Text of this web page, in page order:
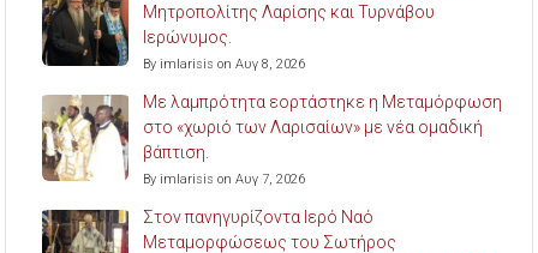
Μητροπολίτης Λαρίσης και Τυρνάβου
Ιερώνυμος.
By imlarisis on Αυγ 8, 2026
Με λαμπρότητα εορτάστηκε η Μεταμόρφωση
στο «χωριό των Λαρισαίων» με νέα ομαδική
βάπτιση.
By imlarisis on Αυγ 7, 2026
Στον πανηγυρίζοντα Ιερό Ναό
Μεταμορφώσεως του Σωτήρος